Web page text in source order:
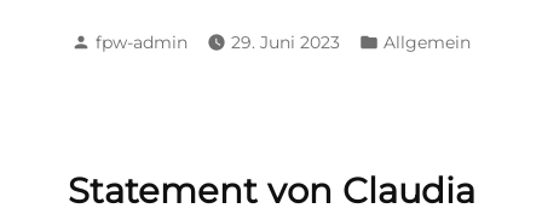
Posted
fpw-admin 29. Juni 2023
Posted
Allgemein
Statement von Claudia